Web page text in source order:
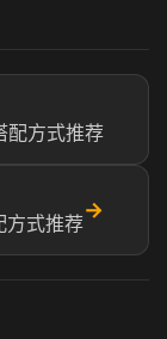
配方式推荐
方式推荐
→